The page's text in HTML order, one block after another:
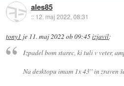
ales85
:: 12. maj 2022, 08:31
tony1 je 11. maj 2022 ob 09:45izjavil:
Izpadel bom starec, ki tuli v veter,
Na desktopu imam 1x 43'' in zraven